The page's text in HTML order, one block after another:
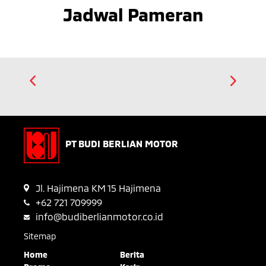
Jadwal Pameran
PT BUDI BERLIAN MOTOR
Jl. Hajimena KM 15 Hajimena
+62 721 709999
info@budiberlianmotor.co.id
Sitemap
Home
Berita